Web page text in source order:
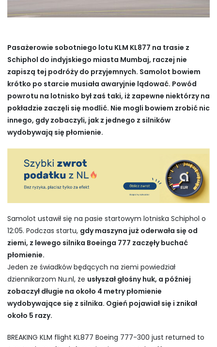
Pasażerowie sobotniego lotu KLM KL877 na trasie z
Schiphol do indyjskiego miasta Mumbaj, raczej nie
zapiszą tej podróży do przyjemnych. Samolot bowiem
krótko po starcie musiała awaryjnie lądować. Powód
powrotu na lotnisko był zaś taki, iż zapewne niektórzy na
pokładzie zaczęli się modlić. Nie mogli bowiem zrobić nic
innego, gdy zobaczyli, jak z jednego z silników
wydobywają się płomienie.
Samolot ustawił się na pasie startowym lotniska Schiphol o
12:05. Podczas startu, gdy maszyna już oderwała się od
ziemi, z lewego silnika Boeinga 777 zaczęły buchać
płomienie.
Jeden ze świadków będących na ziemi powiedział
dziennikarzom Nu.nl, że usłyszał głośny huk, a później
zobaczył długie na około 4 metry płomienie
wydobywające się z silnika. Ogień pojawiał się i znikał
około 5 razy.
BREAKING KLM flight KL877 Boeing 777-300 just returned to